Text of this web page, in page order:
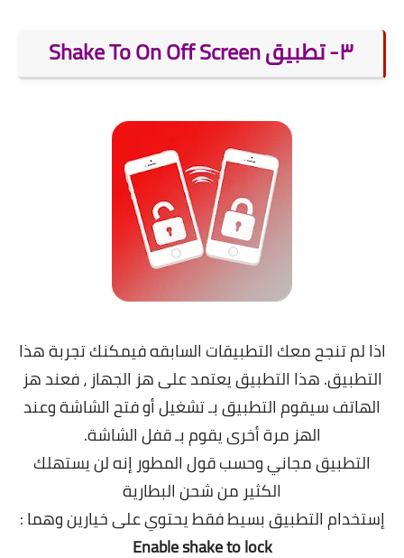
٣- تطبيق Shake To On Off Screen
اذا لم تنجح معك التطبيقات السابقه فيمكنك تجربة هذا
التطبيق. هذا التطبيق يعتمد على هز الجهاز ، فعند هز
الهاتف سيقوم التطبيق بـ تشغيل أو فتح الشاشة وعند
الهز مرة أخرى يقوم بـ قفل الشاشة.
التطبيق مجاني وحسب قول المطور إنه لن يستهلك
الكثير من شحن البطارية
إستخدام التطبيق بسيط فقط يحتوي على خيارين وهما :
Enable shake to lock